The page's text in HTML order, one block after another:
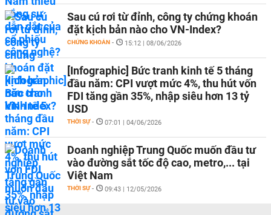
Sau cú rơi từ đỉnh, công ty chứng khoán
đặt kịch bản nào cho VN-Index?
CHỨNG KHOÁN - 15:12 | 08/06/2026
[Infographic] Bức tranh kinh tế 5 tháng
đầu năm: CPI vượt mức 4%, thu hút vốn
FDI tăng gần 35%, nhập siêu hơn 13 tỷ
USD
THỜI SỰ - 07:01 | 04/06/2026
Doanh nghiệp Trung Quốc muốn đầu tư
vào đường sắt tốc độ cao, metro,... tại
Việt Nam
THỜI SỰ - 09:43 | 12/05/2026